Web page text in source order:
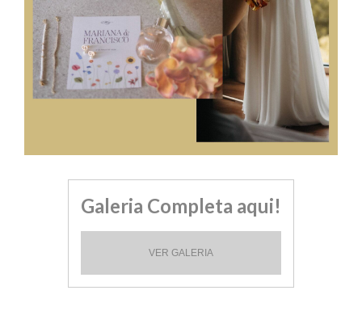
Galeria Completa aqui!
VER GALERIA